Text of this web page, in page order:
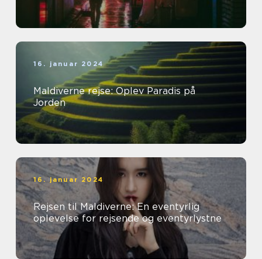
16. januar 2024
Maldiverne rejse: Oplev Paradis på
Jorden
16. januar 2024
Rejsen til Maldiverne: En eventyrlig
oplevelse for rejsende og eventyrlystne